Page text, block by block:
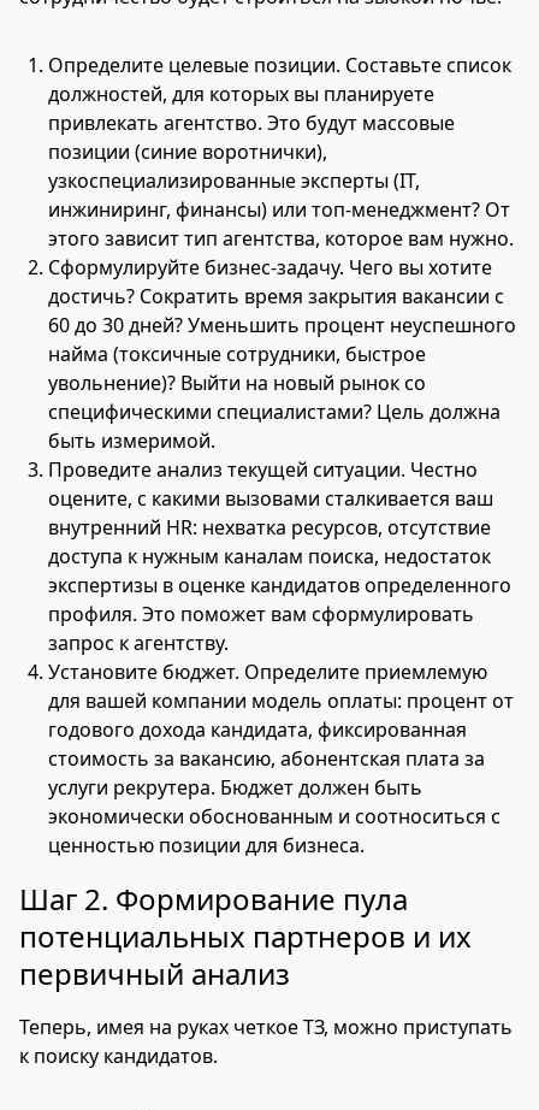
Определите целевые позиции. Составьте список
должностей, для которых вы планируете
привлекать агентство. Это будут массовые
позиции (синие воротнички),
узкоспециализированные эксперты (IT,
инжиниринг, финансы) или топ-менеджмент? От
этого зависит тип агентства, которое вам нужно.
Сформулируйте бизнес-задачу. Чего вы хотите
достичь? Сократить время закрытия вакансии с
60 до 30 дней? Уменьшить процент неуспешного
найма (токсичные сотрудники, быстрое
увольнение)? Выйти на новый рынок со
специфическими специалистами? Цель должна
быть измеримой.
Проведите анализ текущей ситуации. Честно
оцените, с какими вызовами сталкивается ваш
внутренний HR: нехватка ресурсов, отсутствие
доступа к нужным каналам поиска, недостаток
экспертизы в оценке кандидатов определенного
профиля. Это поможет вам сформулировать
запрос к агентству.
Установите бюджет. Определите приемлемую
для вашей компании модель оплаты: процент от
годового дохода кандидата, фиксированная
стоимость за вакансию, абонентская плата за
услуги рекрутера. Бюджет должен быть
экономически обоснованным и соотноситься с
ценностью позиции для бизнеса.
Шаг 2. Формирование пула
потенциальных партнеров и их
первичный анализ
Теперь, имея на руках четкое ТЗ, можно приступать
к поиску кандидатов.